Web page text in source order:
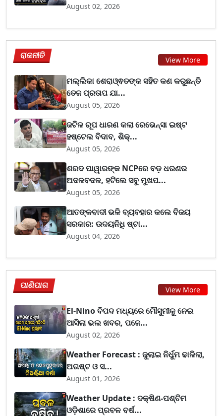
August 02, 2026
ରାଜନୀତି View More
ମଲ୍ଲିକା ଶେରାଓ୍ଵତଙ୍କ ସହିତ କଣ କରୁଛନ୍ତି
ତେଜ ପ୍ରତାପ ଯା...
August 05, 2026
ଜଟିଳ ରୂପ ଧାରଣ କଲା ରେଭେନ୍ସା ଇଷ୍ଟ
ହଷ୍ଟେଲ ବିଦାବ, ଶିକ୍...
August 05, 2026
ଶରଦ ପାୱାରଙ୍କ NCPରେ ବଡ଼ ଧରଣର
ଅଦଳବଦଳ, ହଟିଲେ ସବୁ ମୁଖପ...
August 05, 2026
ଆତଙ୍କବାଦୀ ଭଳି ବ୍ୟବହାର କଲେ ବିଜୟ
ସରକାର: ଉଦୟନିଧି ଷ୍ଟା...
August 04, 2026
ପାଣିପାଗ View More
El-Nino ବିପଦ ମଧ୍ୟରେ ମୌସୁମୀକୁ ନେଇ
ଆସିଲା ଭଲ ଖବର, ପଜେ...
August 02, 2026
Weather Forecast : ଜୁଲାଇ ନିର୍ଧୁମ ଢାଳିଲା,
ଅଗଷ୍ଟ ଓ ସ...
August 01, 2026
Weather Update : ଦକ୍ଷିଣ-ପଶ୍ଚିମ
ଓଡ଼ିଶାରେ ପ୍ରବଳ ବର୍ଷ...